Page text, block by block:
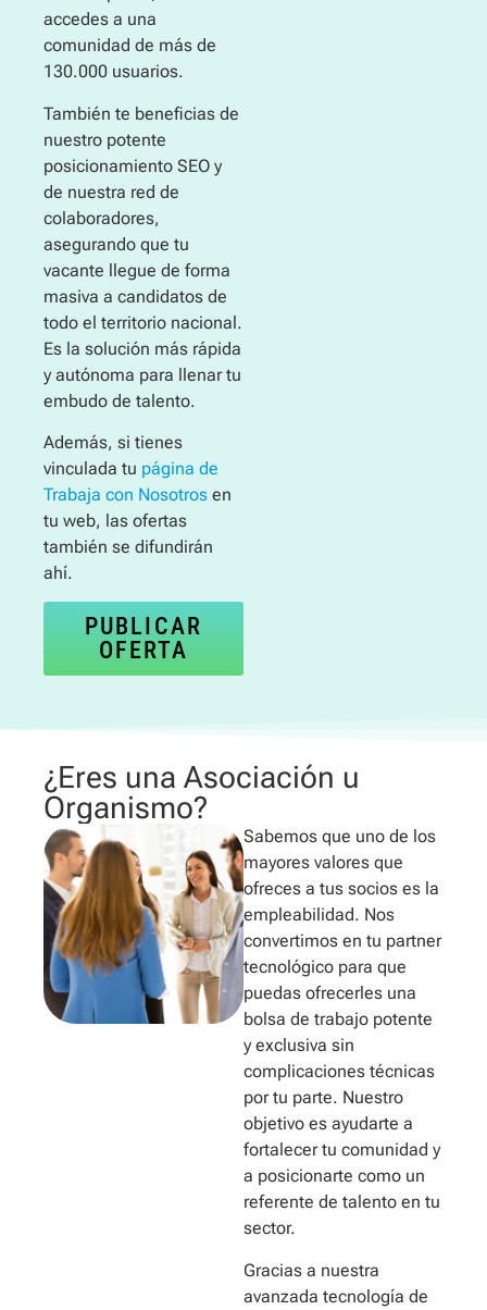
accedes a una
comunidad de más de
130.000 usuarios.
También te beneficias de
nuestro potente
posicionamiento SEO y
de nuestra red de
colaboradores,
asegurando que tu
vacante llegue de forma
masiva a candidatos de
todo el territorio nacional.
Es la solución más rápida
y autónoma para llenar tu
embudo de talento.
Además, si tienes
vinculada tu página de
Trabaja con Nosotros en
tu web, las ofertas
también se difundirán
ahí.
PUBLICAR
OFERTA
¿Eres una Asociación u
Organismo?
Sabemos que uno de los
mayores valores que
ofreces a tus socios es la
empleabilidad. Nos
convertimos en tu partner
tecnológico para que
puedas ofrecerles una
bolsa de trabajo potente
y exclusiva sin
complicaciones técnicas
por tu parte. Nuestro
objetivo es ayudarte a
fortalecer tu comunidad y
a posicionarte como un
referente de talento en tu
sector.
Gracias a nuestra
avanzada tecnología de